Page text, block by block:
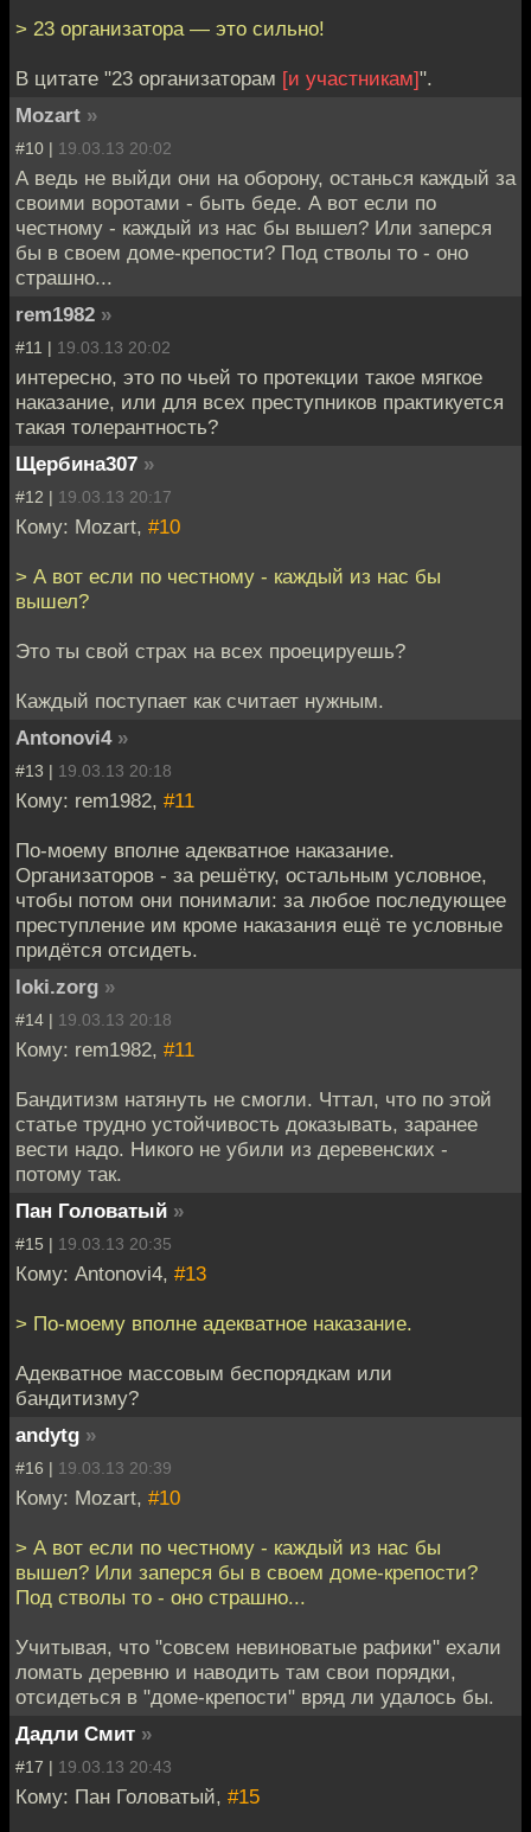
> 23 организатора — это сильно!
В цитате "23 организаторам [и участникам]".
Mozart »
#10 | 19.03.13 20:02
А ведь не выйди они на оборону, останься каждый за
своими воротами - быть беде. А вот если по
честному - каждый из нас бы вышел? Или заперся
бы в своем доме-крепости? Под стволы то - оно
страшно...
rem1982 »
#11 | 19.03.13 20:02
интересно, это по чьей то протекции такое мягкое
наказание, или для всех преступников практикуется
такая толерантность?
Щербина307 »
#12 | 19.03.13 20:17
Кому: Mozart, #10
> А вот если по честному - каждый из нас бы
вышел?
Это ты свой страх на всех проецируешь?
Каждый поступает как считает нужным.
Antonovi4 »
#13 | 19.03.13 20:18
Кому: rem1982, #11
По-моему вполне адекватное наказание.
Организаторов - за решётку, остальным условное,
чтобы потом они понимали: за любое последующее
преступление им кроме наказания ещё те условные
придётся отсидеть.
loki.zorg »
#14 | 19.03.13 20:18
Кому: rem1982, #11
Бандитизм натянуть не смогли. Чттал, что по этой
статье трудно устойчивость доказывать, заранее
вести надо. Никого не убили из деревенских -
потому так.
Пан Головатый »
#15 | 19.03.13 20:35
Кому: Antonovi4, #13
> По-моему вполне адекватное наказание.
Адекватное массовым беспорядкам или
бандитизму?
andytg »
#16 | 19.03.13 20:39
Кому: Mozart, #10
> А вот если по честному - каждый из нас бы
вышел? Или заперся бы в своем доме-крепости?
Под стволы то - оно страшно...
Учитывая, что "совсем невиноватые рафики" ехали
ломать деревню и наводить там свои порядки,
отсидеться в "доме-крепости" вряд ли удалось бы.
Дадли Смит »
#17 | 19.03.13 20:43
Кому: Пан Головатый, #15